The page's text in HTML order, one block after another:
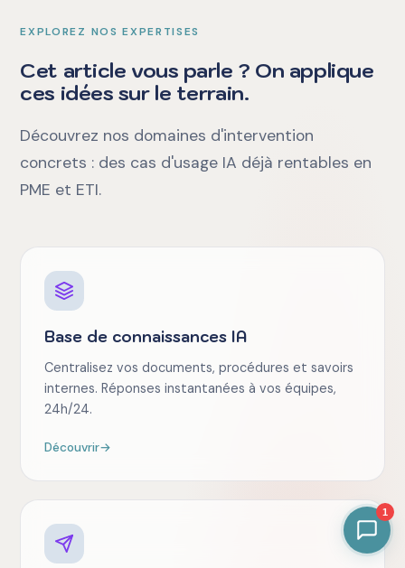
EXPLOREZ NOS EXPERTISES
Cet article vous parle ? On applique
ces idées sur le terrain.
Découvrez nos domaines d'intervention
concrets : des cas d'usage IA déjà rentables en
PME et ETI.
Base de connaissances IA
Centralisez vos documents, procédures et savoirs
internes. Réponses instantanées à vos équipes,
24h/24.
Découvrir→
1